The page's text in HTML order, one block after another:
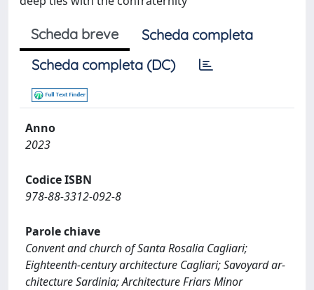
Scheda breve
Scheda completa
Scheda completa (DC)
Anno
2023
Codice ISBN
978-88-3312-092-8
Parole chiave
Convent and church of Santa Rosalia Cagliari;
Eighteenth-century architecture Cagliari; Savoyard ar-
chitecture Sardinia; Architecture Friars Minor